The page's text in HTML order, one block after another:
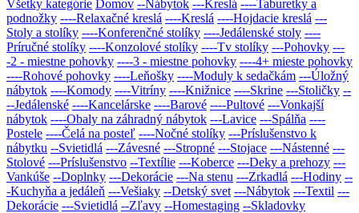
Všetky kategórie Domov --Nábytok ---Kreslá ----Taburetky a
podnožky ----Relaxačné kreslá ----Kreslá ----Hojdacie kreslá ---
Stoly a stolíky ----Konferenčné stolíky ----Jedálenské stoly ----
Príručné stolíky ----Konzolové stolíky ----Tv stolíky ---Pohovky ---
-2 - miestne pohovky ----3 - miestne pohovky ----4+ mieste pohovky
----Rohové pohovky ----Leňošky ----Moduly k sedačkám ---Úložný
nábytok ----Komody ----Vitríny ----Knižnice ----Skrine ---Stoličky --
--Jedálenské ----Kancelárske ----Barové ----Pultové ---Vonkajší
nábytok ----Obaly na záhradný nábytok ---Lavice ---Spálňa ----
Postele ----Čelá na posteľ ----Nočné stolíky ---Príslušenstvo k
nábytku --Svietidlá ---Závesné ---Stropné ---Stojace ---Nástenné ---
Stolové ---Príslušenstvo --Textílie ---Koberce ---Deky a prehozy ---
Vankúše --Doplnky ---Dekorácie ---Na stenu ---Zrkadlá ---Hodiny --
-Kuchyňa a jedáleň ---Vešiaky --Detský svet ---Nábytok ---Textil ---
Dekorácie ---Svietidlá --Zľavy --Homestaging --Skladovky